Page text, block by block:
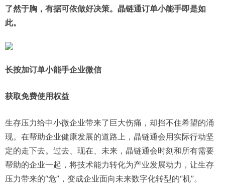
了然于胸，有据可依做好决策。晶链通订单小能手即是如
此。
长按加订单小能手企业微信
获取免费使用权益
生存压力给中小微企业带来了巨大伤痛，却挡不住希望的涌
现。在帮助企业健康发展的道路上，晶链通会用实际行动坚
定的走下去。过去、现在、未来，晶链通会时刻和所有需要
帮助的企业一起，将技术能力转化为产业发展动力，让生存
压力带来的“危”，变成企业面向未来数字化转型的“机”。